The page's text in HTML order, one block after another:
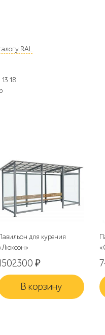
RAL.
18
для курения
₽
В корзину